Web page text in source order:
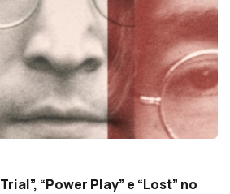
“Power Play” e “Lost” no